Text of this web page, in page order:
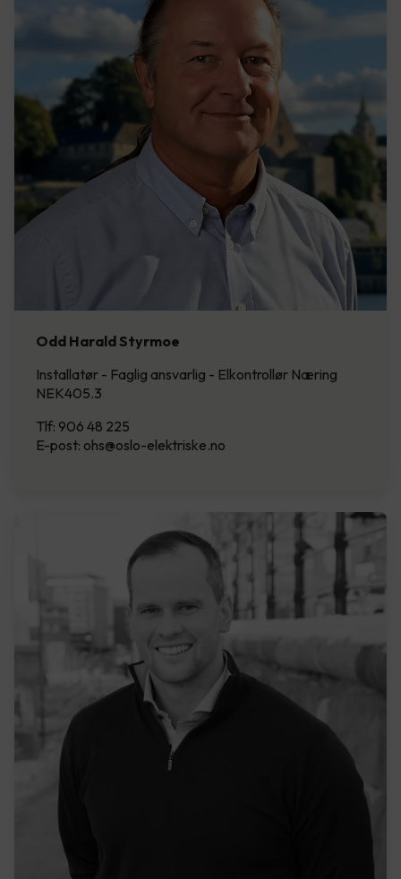
Odd Harald Styrmoe
Installatør - Faglig ansvarlig - Elkontrollør Næring
NEK405.3
Tlf: 906 48 225
E-post: ohs@oslo-elektriske.no